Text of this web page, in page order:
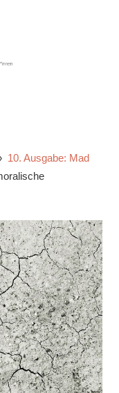
10. Ausgabe: Mad